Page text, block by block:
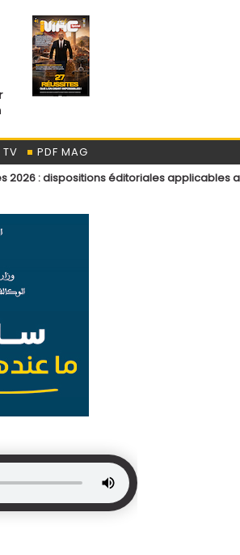
PDF MAG
éditoriales applicables aux